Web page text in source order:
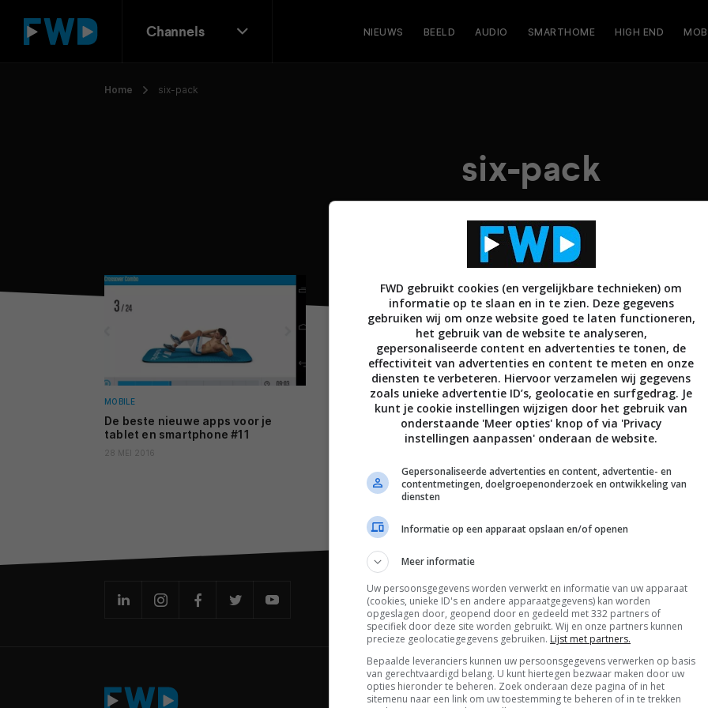
Channels NIEUWS BEELD AUDIO SMARTHOME HIGH END
Home six-pack
six-pack
MOBILE
De beste nieuwe apps voor je
tablet en smartphone #11
28 MEI 2016
De laatste updates in je mailbox
Channels
FWD gebruikt cookies (en vergelijkbare technieken) om
informatie op te slaan en in te zien. Deze gegevens
gebruiken wij om onze website goed te laten functioneren,
het gebruik van de website te analyseren,
gepersonaliseerde content en advertenties te tonen, de
effectiviteit van advertenties en content te meten en onze
diensten te verbeteren. Hiervoor verzamelen wij gegevens
zoals unieke advertentie ID’s, geolocatie en surfgedrag. Je
kunt je cookie instellingen wijzigen door het gebruik van
onderstaande 'Meer opties' knop of via 'Privacy
instellingen aanpassen' onderaan de website.
Gepersonaliseerde advertenties en content, advertentie- en
contentmetingen, doelgroepenonderzoek en ontwikkeling van
diensten
Informatie op een apparaat opslaan en/of openen
Meer informatie
Uw persoonsgegevens worden verwerkt en informatie van uw apparaat
(cookies, unieke ID's en andere apparaatgegevens) kan worden
opgeslagen door, geopend door en gedeeld met 332 partners of
specifiek door deze site worden gebruikt. Wij en onze partners kunnen
precieze geolocatiegegevens gebruiken. Lijst met partners.
Bepaalde leveranciers kunnen uw persoonsgegevens verwerken op basis
van gerechtvaardigd belang. U kunt hiertegen bezwaar maken door uw
opties hieronder te beheren. Zoek onderaan deze pagina of in het
sitemenu naar een link om uw toestemming te beheren of in te trekken